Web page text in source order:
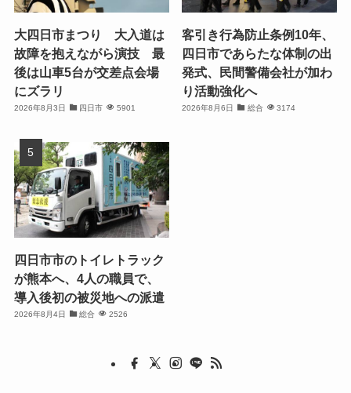
大四日市まつり 大入道は
故障を抱えながら演技 最
後は山車5台が交差点会場
にズラリ
2026年8月3日 四日市 5901
客引き行為防止条例10年、
四日市であらたな体制の出
発式、民間警備会社が加わ
り活動強化へ
2026年8月6日 総合 3174
四日市市のトイレトラック
が熊本へ、4人の職員で、
導入後初の被災地への派遣
2026年8月4日 総合 2526